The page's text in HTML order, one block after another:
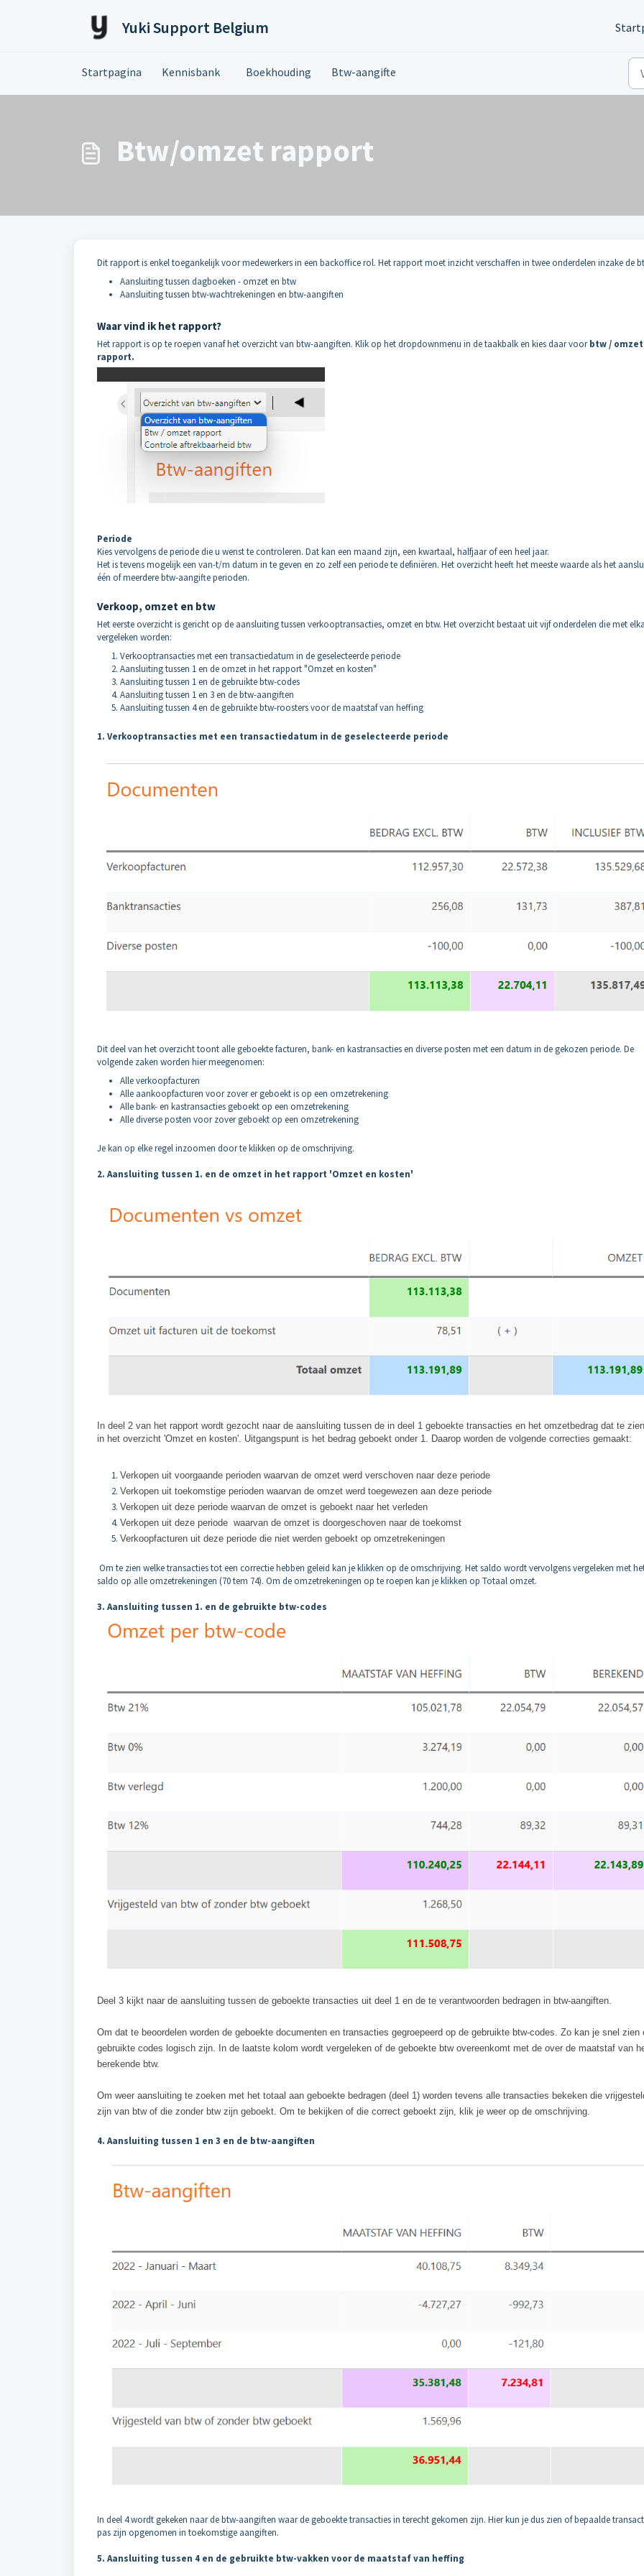
Yuki Support Belgium
Startpagina Kennisbank Boekhouding Btw-aangifte
Btw/omzet rapport
Dit rapport is enkel toegankelijk voor medewerkers in een backoffice rol. Het rapport moet inzicht verschaffen in twee onderdelen inzake de
Aansluiting tussen dagboeken - omzet en btw
Aansluiting tussen btw-wachtrekeningen en btw-aangiften
Waar vind ik het rapport?
Het rapport is op te roepen vanaf het overzicht van btw-aangiften. Klik op het dropdownmenu in de taakbalk en kies daar voorbtw / omzet
rapport.
Periode
Kies vervolgens de periode die u wenst te controleren. Dat kan een maand zijn, een kwartaal, halfjaar of een heel jaar.
Het is tevens mogelijk een van-t/m datum in te geven en zo zelf een periode te definiëren. Het overzicht heeft het meeste waarde als het
één of meerdere btw-aangifte perioden.
Verkoop, omzet en btw
Het eerste overzicht is gericht op de aansluiting tussen verkooptransacties, omzet en btw. Het overzicht bestaat uit vijf onderdelen die met
vergeleken worden:
Verkooptransacties met een transactiedatum in de geselecteerde periode
Aansluiting tussen 1 en de omzet in het rapport "Omzet en kosten"
Aansluiting tussen 1 en de gebruikte btw-codes
Aansluiting tussen 1 en 3 en de btw-aangiften
Aansluiting tussen 4 en de gebruikte btw-roosters voor de maatstaf van heffing
1. Verkooptransacties met een transactiedatum in de geselecteerde periode
Dit deel van het overzicht toont alle geboekte facturen, bank- en kastransacties en diverse posten met een datum in de gekozen periode. De
volgende zaken worden hier meegenomen:
Alle verkoopfacturen
Alle aankoopfacturen voor zover er geboekt is op een omzetrekening
Alle bank- en kastransacties geboekt op een omzetrekening
Alle diverse posten voor zover geboekt op een omzetrekening
Je kan op elke regel inzoomen door te klikken op de omschrijving.
2. Aansluiting tussen 1. en de omzet in het rapport 'Omzet en kosten'
In deel 2 van het rapport wordt gezocht naar de aansluiting tussen de in deel 1 geboekte transacties en het omzetbedrag dat te
in het overzicht 'Omzet en kosten'. Uitgangspunt is het bedrag geboekt onder 1. Daarop worden de volgende correcties gemaakt:
Verkopen uit voorgaande perioden waarvan de omzet werd verschoven naar deze periode
Verkopen uit toekomstige perioden waarvan de omzet werd toegewezen aan deze periode
Verkopen uit deze periode waarvan de omzet is geboekt naar het verleden
Verkopen uit deze periode waarvan de omzet is doorgeschoven naar de toekomst
Verkoopfacturen uit deze periode die niet werden geboekt op omzetrekeningen
Om te zien welke transacties tot een correctie hebben geleid kan je klikken op de omschrijving. Het saldo wordt vervolgens vergeleken met
saldo op alle omzetrekeningen (70 tem 74). Om de omzetrekeningen op te roepen kan je klikken op Totaal omzet.
3. Aansluiting tussen 1. en de gebruikte btw-codes
Deel 3 kijkt naar de aansluiting tussen de geboekte transacties uit deel 1 en de te verantwoorden bedragen in btw-aangiften.
Om dat te beoordelen worden de geboekte documenten en transacties gegroepeerd op de gebruikte btw-codes. Zo kan je snel zien
gebruikte codes logisch zijn. In de laatste kolom wordt vergeleken of de geboekte btw overeenkomt met de over de maatstaf van
berekende btw.
Om weer aansluiting te zoeken met het totaal aan geboekte bedragen (deel 1) worden tevens alle transacties bekeken die
zijn van btw of die zonder btw zijn geboekt. Om te bekijken of die correct geboekt zijn, klik je weer op de omschrijving.
4. Aansluiting tussen 1 en 3 en de btw-aangiften
In deel 4 wordt gekeken naar de btw-aangiften waar de geboekte transacties in terecht gekomen zijn. Hier kun je dus zien of bepaalde
pas zijn opgenomen in toekomstige aangiften.
5. Aansluiting tussen 4 en de gebruikte btw-vakken voor de maatstaf van heffing